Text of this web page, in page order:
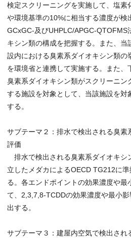
検定スクリーニングを実施して、塩素
や環境基準の10%に相当する濃度が検
GCxGC-及びUHPLC/APGC-QTOFMS
キシン類の構成を把握する。また、
設内における臭素系ダイオキシン類の
を環境省と連携して実施する。また、
臭素系ダイオキシン類がスクリーニン
する施設を対象として、当該施設を対
する。
サブテーマ２：排水で検出される臭素
評価
排水で検出される臭素系ダイオキシ
立したメダカによるOECD TG212に
る。各エンドポイントの効果濃度や最
て、2,3,7,8-TCDDの効果濃度や最小
出する。
サブテーマ３：建屋内空気で検出され